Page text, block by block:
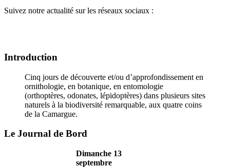
Suivez notre actualité sur les réseaux sociaux :
Introduction
Cinq jours de découverte et/ou d’approfondissement en
ornithologie, en botanique, en entomologie
(orthoptères, odonates, lépidoptères) dans plusieurs sites
naturels à la biodiversité remarquable, aux quatre coins
de la Camargue.
Le Journal de Bord
Dimanche 13
septembre